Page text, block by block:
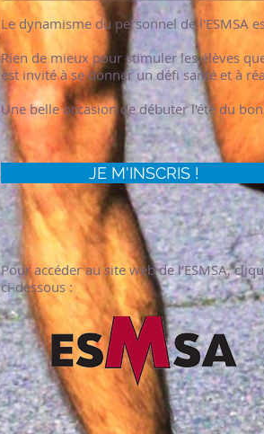
Le dynamisme du personnel de l'ESMSA
Rien de mieux pour stimuler les élèves
est invité à se donner un défi santé et à
Une belle occasion de débuter l'été du
JE M'INSCRIS !
Pour accéder au site web de l'ESMSA,
ci-dessous :